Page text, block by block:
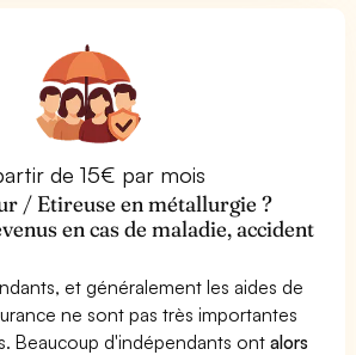
de 15€ par mois
/ Etireuse en métallurgie ?
en cas de maladie, accident
et généralement les aides de
ne sont pas très importantes
Beaucoup d'indépendants ontalors